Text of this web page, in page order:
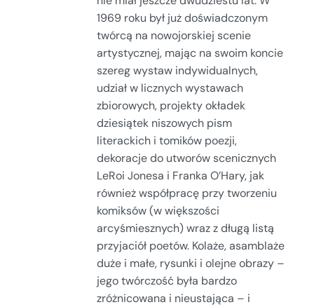
1969 roku był już doświadczonym
twórcą na nowojorskiej scenie
artystycznej, mając na swoim koncie
szereg wystaw indywidualnych,
udział w licznych wystawach
zbiorowych, projekty okładek
dziesiątek niszowych pism
literackich i tomików poezji,
dekoracje do utworów scenicznych
LeRoi Jonesa i Franka O’Hary, jak
również współpracę przy tworzeniu
komiksów (w większości
arcyśmiesznych) wraz z długą listą
przyjaciół poetów. Kolaże, asamblaże
duże i małe, rysunki i olejne obrazy –
jego twórczość była bardzo
zróżnicowana i nieustająca – i